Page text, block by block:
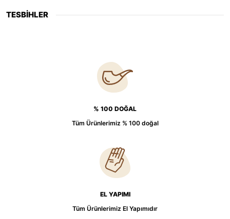
TESBİHLER
% 100 DOĞAL
Tüm Ürünlerimiz % 100 doğal
EL YAPIMI
Tüm Ürünlerimiz El Yapımıdır